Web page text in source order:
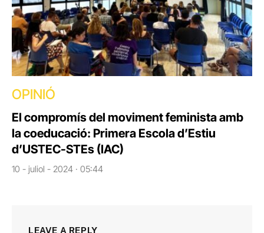
OPINIÓ
El compromís del moviment feminista amb
la coeducació: Primera Escola d’Estiu
d’USTEC-STEs (IAC)
10 - juliol - 2024 · 05:44
LEAVE A REPLY